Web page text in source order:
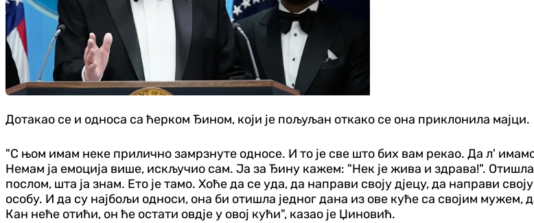
Дотакао се и односа са ћерком Ђином, који је пољуљан откако се она приклонила мајци.
"С њом имам неке прилично замрзнуте односе. И то је све што бих вам рекао. Да л'
Немам ја емоција више, искључио сам. Ја за Ђину кажем: "Нек је жива и здрава!".
послом, шта ја знам. Ето је тамо. Хоће да се уда, да направи своју дјецу, да направи
особу. И да су најбољи односи, она би отишла једног дана из ове куће са својим мужем,
Кан неће отићи, он ће остати овдје у овој кући", казао је Џиновић.